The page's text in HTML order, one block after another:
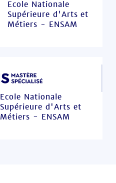
Ecole Nationale
Supérieure d'Arts et
Métiers - ENSAM
Ecole Nationale
Supérieure d'Arts et
Métiers - ENSAM